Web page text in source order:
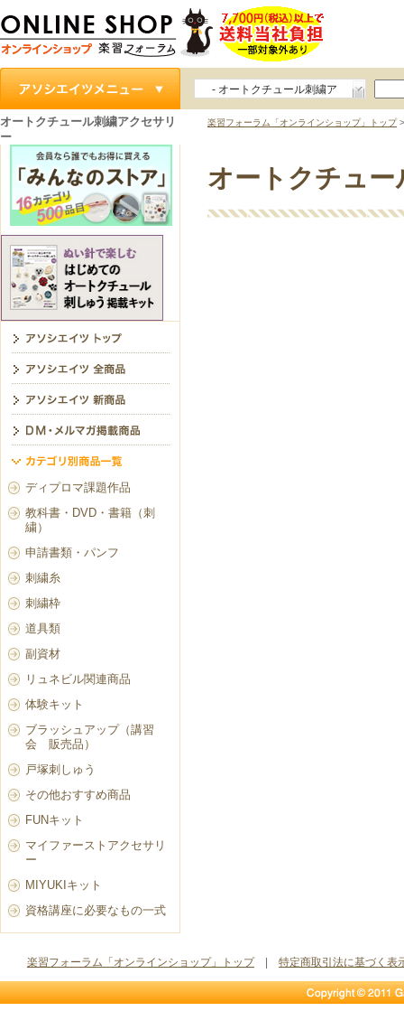
- オートクチュール刺繍ア
楽習フォーラム「オンラインショップ」トップ>
オートクチュ
オートクチュール刺繍アクセサリ
ー
ディプロマ課題作品
教科書・DVD・書籍（刺
繍）
申請書類・パンフ
刺繍糸
刺繍枠
道具類
副資材
リュネビル関連商品
体験キット
ブラッシュアップ（講習
会 販売品）
戸塚刺しゅう
その他おすすめ商品
FUNキット
マイファーストアクセサリ
ー
MIYUKIキット
資格講座に必要なもの一式
楽習フォーラム「オンラインショップ」トップ| 特定商取引法に基づく表